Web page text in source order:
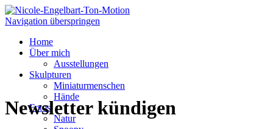
Navigation überspringen
Home
Über mich
Ausstellungen
Skulpturen
Miniaturmenschen
Hände
Fotos
Natur
Newsletter kündigen